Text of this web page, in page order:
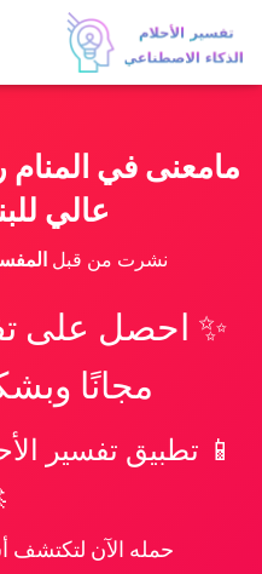
مامعنى في
عالي
نشرت من قبل
✨ احصل على
مجانًا
حمله الآن لتكتشف